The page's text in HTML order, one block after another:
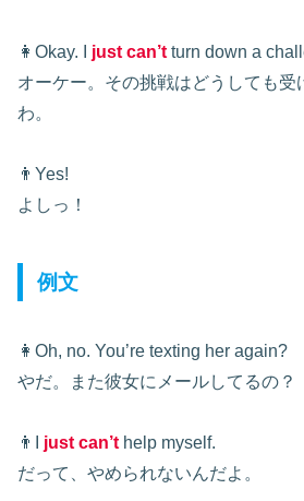
👩Okay. I just can’t turn down a
オーケー。その挑戦はどうしても受
わ。
👨Yes!
よしっ！
例文
👩Oh, no. You’re texting her again?
やだ。また彼女にメールしてるの？
👨I just can’t help myself.
だって、やめられないんだよ。